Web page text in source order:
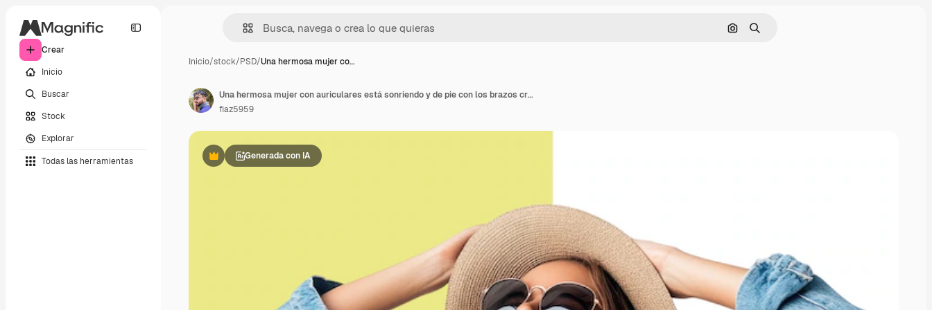
Crear
Inicio
Buscar
Stock
Explorar
Todas las herramientas
Buscar por imagen
Buscar
Inicio/stock/PSD/Una hermosa mujer co…
PremiumGenerada con IA
Una hermosa mujer con auriculares está sonriendo y de pie con los brazos cruzados aislada en un fondo blanco fondo alfa transparente png
fiaz5959